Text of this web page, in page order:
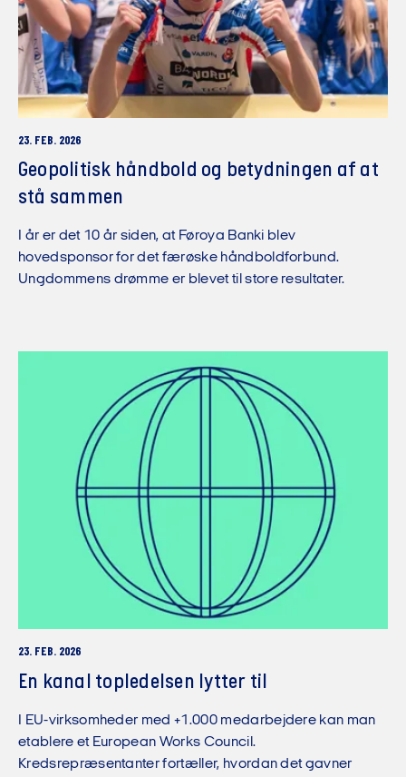
23. FEB. 2026
Geopolitisk håndbold og betydningen af at
stå sammen
I år er det 10 år siden, at Føroya Banki blev
hovedsponsor for det færøske håndboldforbund.
Ungdommens drømme er blevet til store resultater.
23. FEB. 2026
En kanal topledelsen lytter til
I EU-virksomheder med +1.000 medarbejdere kan man
etablere et European Works Council.
Kredsrepræsentanter fortæller, hvordan det gavner